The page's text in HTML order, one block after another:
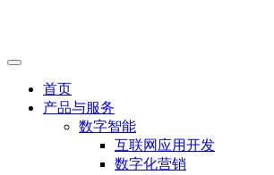
首页
产品与服务
数字智能
互联网应用开发
数字化营销